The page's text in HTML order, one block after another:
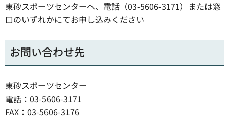
東砂スポーツセンターへ、電話（03-5606-3171）または窓
口のいずれかにてお申し込みください
お問い合わせ先
東砂スポーツセンター
電話：03-5606-3171
FAX：03-5606-3176